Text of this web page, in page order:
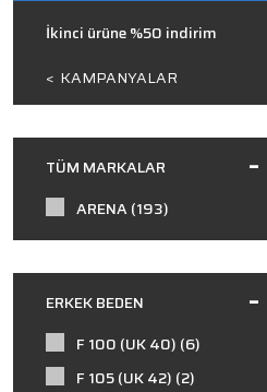
İkinci ürüne %50 indirim
KAMPANYALAR
TÜM MARKALAR
ARENA (193)
ERKEK BEDEN
F 100 (UK 40) (6)
F 105 (UK 42) (2)